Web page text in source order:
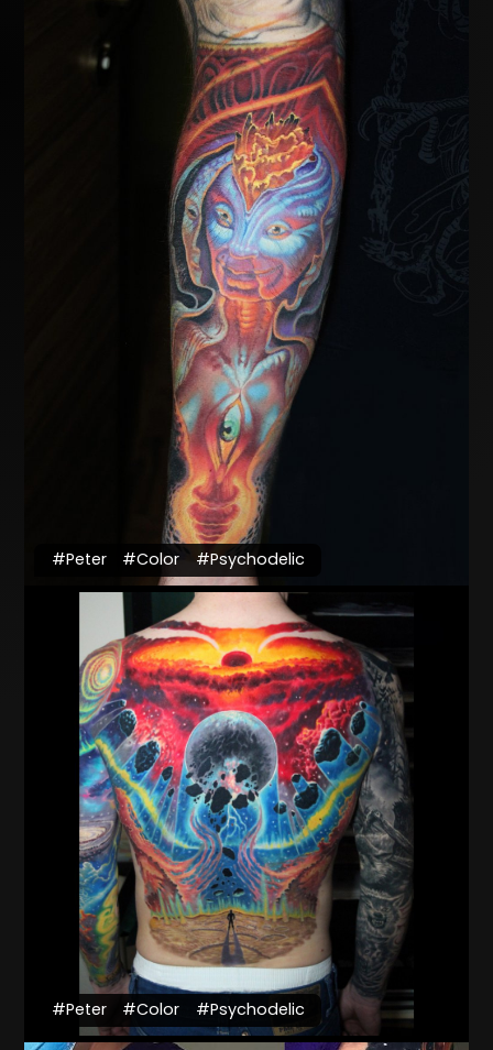
#Peter #Color #Psychodelic
#Peter #Color #Psychodelic